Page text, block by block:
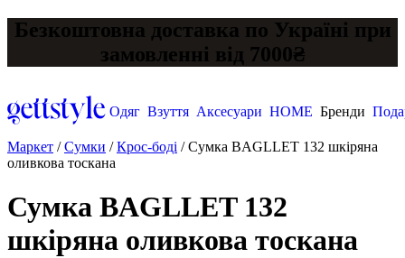
Безкоштовна доставка по Україні при
замовленні від 7000₴
Одяг Взуття Аксесуари HOME Бренди
Маркет /Сумки /Крос-боді /Сумка BAGLLET 132 шкіряна
оливкова тоскана
Сумка BAGLLET 132
шкіряна оливкова тоскана